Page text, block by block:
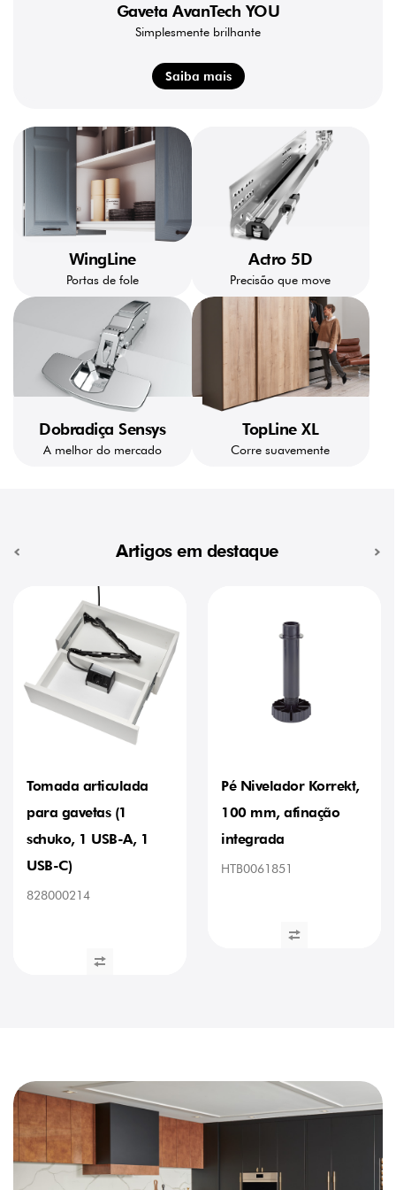
Gaveta AvanTech YOU
Simplesmente brilhante
Saiba mais
WingLine
Portas de fole
Actro 5D
Precisão que move
Dobradiça Sensys
A melhor do mercado
TopLine XL
Corre suavemente
Artigos em destaque
Tomada articulada
para gavetas (1
schuko, 1 USB-A, 1
USB-C)
828000214
Pé Nivelador Korrekt,
100 mm, afinação
integrada
HTB0061851